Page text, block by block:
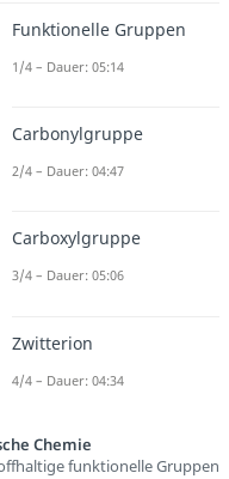
Funktionelle Gruppen
1/4 – Dauer: 05:14
Carbonylgruppe
2/4 – Dauer: 04:47
Carboxylgruppe
3/4 – Dauer: 05:06
Zwitterion
4/4 – Dauer: 04:34
Chemie
funktionelle Gruppen